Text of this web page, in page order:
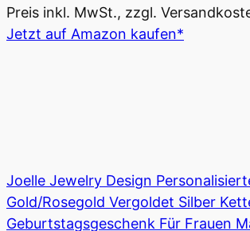
Preis inkl. MwSt., zzgl.
Jetzt auf Amazon kaufen*
Joelle Jewelry Design
Gold/Rosegold Vergoldet Silber
Geburtstagsgeschenk Für Frauen